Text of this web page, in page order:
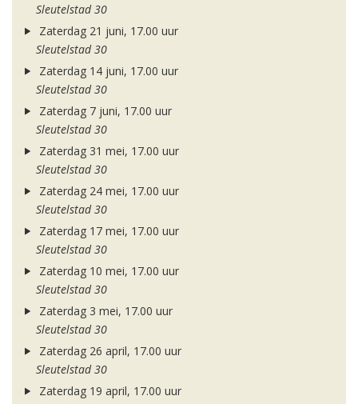
Sleutelstad 30
Zaterdag 21 juni, 17.00 uur
Sleutelstad 30
Zaterdag 14 juni, 17.00 uur
Sleutelstad 30
Zaterdag 7 juni, 17.00 uur
Sleutelstad 30
Zaterdag 31 mei, 17.00 uur
Sleutelstad 30
Zaterdag 24 mei, 17.00 uur
Sleutelstad 30
Zaterdag 17 mei, 17.00 uur
Sleutelstad 30
Zaterdag 10 mei, 17.00 uur
Sleutelstad 30
Zaterdag 3 mei, 17.00 uur
Sleutelstad 30
Zaterdag 26 april, 17.00 uur
Sleutelstad 30
Zaterdag 19 april, 17.00 uur